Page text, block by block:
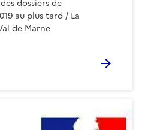
dossiers de
au plus tard / La
de Marne